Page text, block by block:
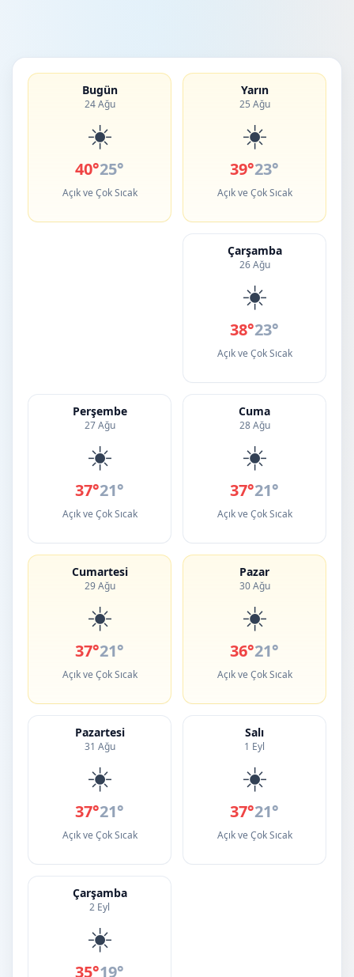
Bugün
24 Ağu
☀️
40°25°
Açık ve Çok Sıcak
Yarın
25 Ağu
☀️
39°23°
Açık ve Çok Sıcak
Çarşamba
26 Ağu
☀️
38°23°
Açık ve Çok Sıcak
Perşembe
27 Ağu
☀️
37°21°
Açık ve Çok Sıcak
Cuma
28 Ağu
☀️
37°21°
Açık ve Çok Sıcak
Cumartesi
29 Ağu
☀️
37°21°
Açık ve Çok Sıcak
Pazar
30 Ağu
☀️
36°21°
Açık ve Çok Sıcak
Pazartesi
31 Ağu
☀️
37°21°
Açık ve Çok Sıcak
Salı
1 Eyl
☀️
37°21°
Açık ve Çok Sıcak
Çarşamba
2 Eyl
☀️
35°19°